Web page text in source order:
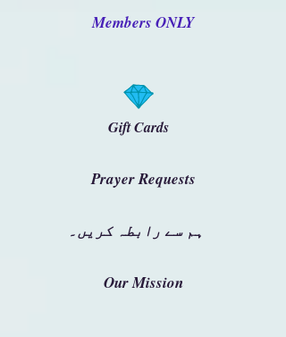
Members ONLY
Gift Cards
Prayer Requests
ہم سے رابطہ کریں۔
Our Mission